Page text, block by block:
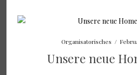
Organisatorisches /
Unsere neue